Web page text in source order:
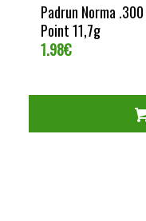
Padrun Norma
Point 11,7g
1.98€